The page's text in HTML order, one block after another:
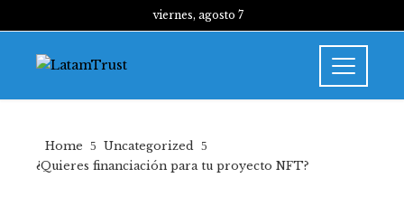
viernes, agosto 7
Home
Uncategorized
¿Quieres financiación para tu proyecto NFT?